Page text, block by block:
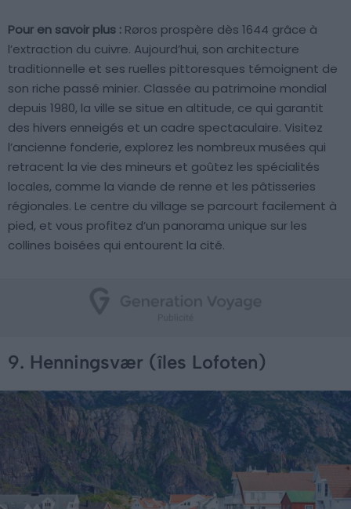
Pour en savoir plus : Røros prospère dès 1644 grâce à
l’extraction du cuivre. Aujourd’hui, son architecture
traditionnelle et ses ruelles pittoresques témoignent de
son riche passé minier. Classée au patrimoine mondial
depuis 1980, la ville se situe en altitude, ce qui garantit
des hivers enneigés et un cadre spectaculaire. Visitez
l’ancienne fonderie, explorez les nombreux musées qui
retracent la vie des mineurs et goûtez les spécialités
locales, comme la viande de renne et les pâtisseries
régionales. Le centre du village se parcourt facilement à
pied, et vous profitez d’un panorama unique sur les
collines boisées qui entourent la cité.
9. Henningsvær (îles Lofoten)